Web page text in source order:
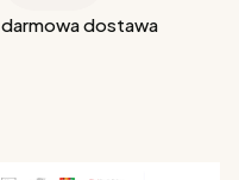
darmowa dostawa